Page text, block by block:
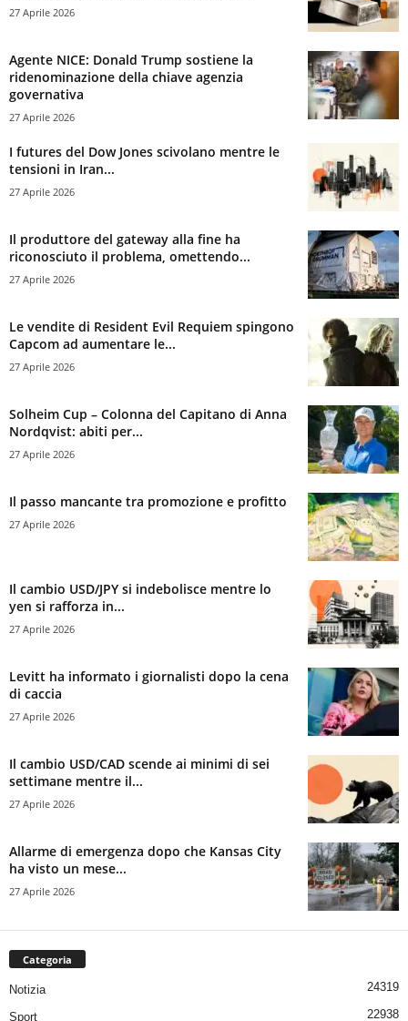
27 Aprile 2026
Agente NICE: Donald Trump sostiene la
ridenominazione della chiave agenzia
governativa
27 Aprile 2026
I futures del Dow Jones scivolano mentre le
tensioni in Iran...
27 Aprile 2026
Il produttore del gateway alla fine ha
riconosciuto il problema, omettendo...
27 Aprile 2026
Le vendite di Resident Evil Requiem spingono
Capcom ad aumentare le...
27 Aprile 2026
Solheim Cup – Colonna del Capitano di Anna
Nordqvist: abiti per...
27 Aprile 2026
Il passo mancante tra promozione e profitto
27 Aprile 2026
Il cambio USD/JPY si indebolisce mentre lo
yen si rafforza in...
27 Aprile 2026
Levitt ha informato i giornalisti dopo la cena
di caccia
27 Aprile 2026
Il cambio USD/CAD scende ai minimi di sei
settimane mentre il...
27 Aprile 2026
Allarme di emergenza dopo che Kansas City
ha visto un mese...
27 Aprile 2026
Categoria
Notizia 24319
Sport 22938